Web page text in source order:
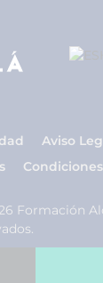
Aviso
Formación